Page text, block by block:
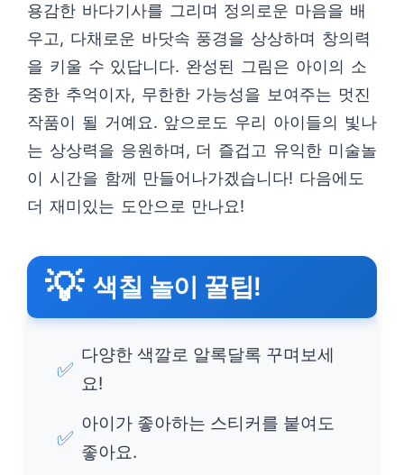
용감한 바다기사를 그리며 정의로운 마음을 배
우고, 다채로운 바닷속 풍경을 상상하며 창의력
을 키울 수 있답니다. 완성된 그림은 아이의 소
중한 추억이자, 무한한 가능성을 보여주는 멋진
작품이 될 거예요. 앞으로도 우리 아이들의 빛나
는 상상력을 응원하며, 더 즐겁고 유익한 미술놀
이 시간을 함께 만들어나가겠습니다! 다음에도
더 재미있는 도안으로 만나요!
💡 색칠 놀이 꿀팁!
✅
다양한 색깔로 알록달록 꾸며보세
요!
✅
아이가 좋아하는 스티커를 붙여도
좋아요.